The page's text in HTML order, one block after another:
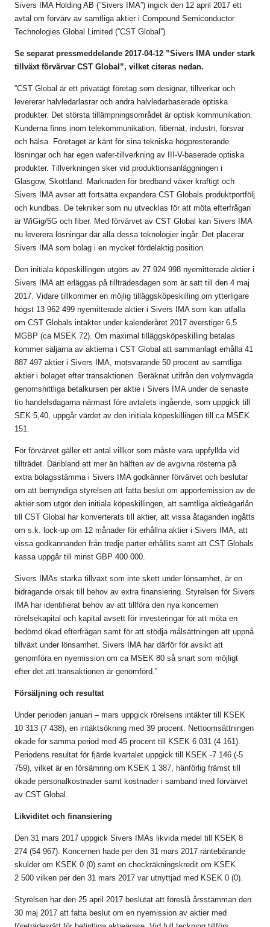
Sivers IMA Holding AB (”Sivers IMA”) ingick den 12 april 2017 ett
avtal om förvärv av samtliga aktier i Compound Semiconductor
Technologies Global Limited (”CST Global”).
Se separat pressmeddelande 2017-04-12 ”Sivers IMA under stark
tillväxt förvärvar CST Global”, vilket citeras nedan.
”CST Global är ett privatägt företag som designar, tillverkar och
levererar halvledarlasrar och andra halvledarbaserade optiska
produkter. Det största tillämpningsområdet är optisk kommunikation.
Kunderna finns inom telekommunikation, fibernät, industri, försvar
och hälsa. Företaget är känt för sina tekniska högpresterande
lösningar och har egen wafer-tillverkning av III-V-baserade optiska
produkter. Tillverkningen sker vid produktionsanläggningen i
Glasgow, Skottland. Marknaden för bredband växer kraftigt och
Sivers IMA avser att fortsätta expandera CST Globals produktportfölj
och kundbas. De tekniker som nu utvecklas för att möta efterfrågan
är WiGig/5G och fiber. Med förvärvet av CST Global kan Sivers IMA
nu leverera lösningar där alla dessa teknologier ingår. Det placerar
Sivers IMA som bolag i en mycket fördelaktig position.
Den initiala köpeskillingen utgörs av 27 924 998 nyemitterade aktier i
Sivers IMA att erläggas på tillträdesdagen som är satt till den 4 maj
2017. Vidare tillkommer en möjlig tilläggsköpeskilling om ytterligare
högst 13 962 499 nyemitterade aktier i Sivers IMA som kan utfalla
om CST Globals intäkter under kalenderåret 2017 överstiger 6,5
MGBP (ca MSEK 72). Om maximal tilläggsköpeskilling betalas
kommer säljarna av aktierna i CST Global att sammanlagt erhålla 41
887 497 aktier i Sivers IMA, motsvarande 50 procent av samtliga
aktier i bolaget efter transaktionen. Beräknat utifrån den volymvägda
genomsnittliga betalkursen per aktie i Sivers IMA under de senaste
tio handelsdagarna närmast före avtalets ingående, som uppgick till
SEK 5,40, uppgår värdet av den initiala köpeskillingen till ca MSEK
151.
För förvärvet gäller ett antal villkor som måste vara uppfyllda vid
tillträdet. Däribland att mer än hälften av de avgivna rösterna på
extra bolagsstämma i Sivers IMA godkänner förvärvet och beslutar
om att bemyndiga styrelsen att fatta beslut om apportemission av de
aktier som utgör den initiala köpeskillingen, att samtliga aktieägarlån
till CST Global har konverterats till aktier, att vissa åtaganden ingåtts
om s.k. lock-up om 12 månader för erhållna aktier i Sivers IMA, att
vissa godkännanden från tredje parter erhållits samt att CST Globals
kassa uppgår till minst GBP 400 000.
Sivers IMAs starka tillväxt som inte skett under lönsamhet, är en
bidragande orsak till behov av extra finansiering. Styrelsen för Sivers
IMA har identifierat behov av att tillföra den nya koncernen
rörelsekapital och kapital avsett för investeringar för att möta en
bedömd ökad efterfrågan samt för att stödja målsättningen att uppnå
tillväxt under lönsamhet. Sivers IMA har därför för avsikt att
genomföra en nyemission om ca MSEK 80 så snart som möjligt
efter det att transaktionen är genomförd.”
Försäljning och resultat
Under perioden januari – mars uppgick rörelsens intäkter till KSEK
10 313 (7 438), en intäktsökning med 39 procent. Nettoomsättningen
ökade för samma period med 45 procent till KSEK 6 031 (4 161).
Periodens resultat för fjärde kvartalet uppgick till KSEK -7 146 (-5
759), vilket är en försämring om KSEK 1 387, hänförlig främst till
ökade personalkostnader samt kostnader i samband med förvärvet
av CST Global.
Likviditet och finansiering
Den 31 mars 2017 uppgick Sivers IMAs likvida medel till KSEK 8
274 (54 967). Koncernen hade per den 31 mars 2017 räntebärande
skulder om KSEK 0 (0) samt en checkräkningskredit om KSEK
2 500 vilken per den 31 mars 2017 var utnyttjad med KSEK 0 (0).
Styrelsen har den 25 april 2017 beslutat att föreslå årsstämman den
30 maj 2017 att fatta beslut om en nyemission av aktier med